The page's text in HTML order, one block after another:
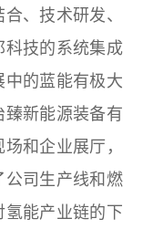
、技术研发、
技的系统集成
的蓝能有极大
新能源装备有
和企业展厅，
司生产线和燃
能产业链的下